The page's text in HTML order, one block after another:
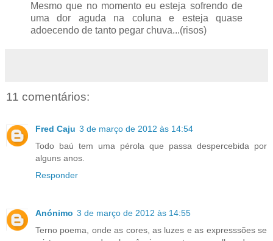
Mesmo que no momento eu esteja sofrendo de
uma dor aguda na coluna e esteja quase
adoecendo de tanto pegar chuva...(risos)
11 comentários:
Fred Caju 3 de março de 2012 às 14:54
Todo baú tem uma pérola que passa despercebida por
alguns anos.
Responder
Anónimo 3 de março de 2012 às 14:55
Terno poema, onde as cores, as luzes e as expresssões se